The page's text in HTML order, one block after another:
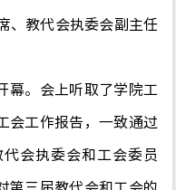
、教代会执委会副主任
幕。 会上听取了学院工
会工作报告，一致通过
代会执委会和工会委员